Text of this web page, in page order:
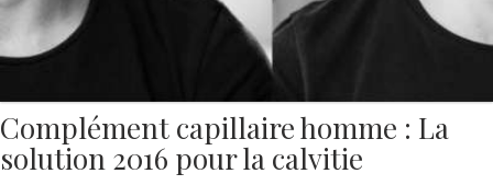
Complément capillaire homme : La
solution 2016 pour la calvitie